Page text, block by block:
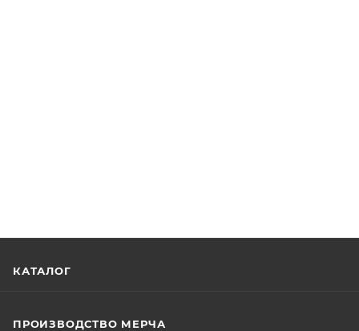
КАТАЛОГ
ПРОИЗВОДСТВО МЕРЧА